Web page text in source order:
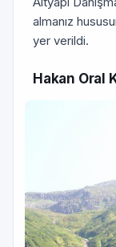
almanız
yer verildi.
Hakan Oral